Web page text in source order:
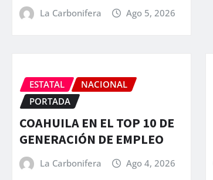
La Carbonifera Ago 5, 2026
ESTATAL
NACIONAL
PORTADA
COAHUILA EN EL TOP 10 DE
GENERACIÓN DE EMPLEO
La Carbonifera Ago 4, 2026